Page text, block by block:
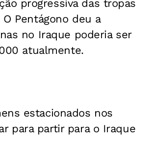
progressiva das tropas
Pentágono deu a
no Iraque poderia ser
atualmente.
estacionados nos
para partir para o Iraque